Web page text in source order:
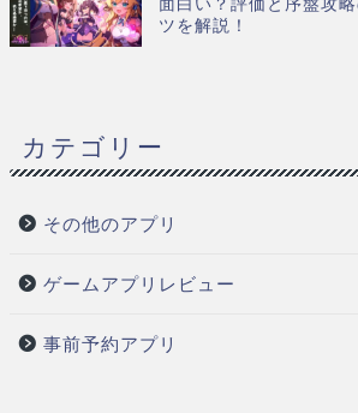
面白い？評価と序盤攻略
ツを解説！
カテゴリー
その他のアプリ
ゲームアプリレビュー
事前予約アプリ